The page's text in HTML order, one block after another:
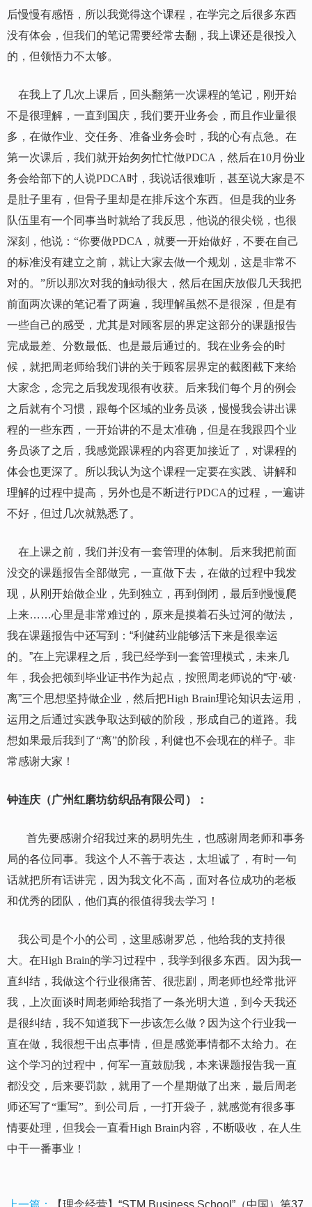
后慢慢有感悟，所以我觉得这个课程，在学完之后很多东西
没有体会，但我们的笔记需要经常去翻，我上课还是很投入
的，但领悟力不太够。
在我上了几次上课后，回头翻第一次课程的笔记，刚开始
不是很理解，一直到国庆，我们要开业务会，而且作业量很
多，在做作业、交任务、准备业务会时，我的心有点急。在
第一次课后，我们就开始匆匆忙忙做PDCA ，然后在10月份业
务会给部下的人说PDCA时，我说话很难听，甚至说大家是不
是肚子里有，但骨子里却是在排斥这个东西。但是我的业务
队伍里有一个同事当时就给了我反思，他说的很尖锐，也很
深刻，他说：“你要做PDCA ，就要一开始做好，不要在自己
的标准没有建立之前，就让大家去做一个规划，这是非常不
对的。”所以那次对我的触动很大，然后在国庆放假几天我把
前面两次课的笔记看了两遍，我理解虽然不是很深，但是有
一些自己的感受，尤其是对顾客层的界定这部分的课题报告
完成最差、分数最低、也是最后通过的。我在业务会的时
候，就把周老师给我们讲的关于顾客层界定的截图截下来给
大家念，念完之后我发现很有收获。后来我们每个月的例会
之后就有个习惯，跟每个区域的业务员谈，慢慢我会讲出课
程的一些东西，一开始讲的不是太准确，但是在我跟四个业
务员谈了之后，我感觉跟课程的内容更加接近了，对课程的
体会也更深了。所以我认为这个课程一定要在实践、讲解和
理解的过程中提高，另外也是不断进行PDCA的过程，一遍讲
不好，但过几次就熟悉了。
在上课之前，我们并没有一套管理的体制。后来我把前面
没交的课题报告全部做完，一直做下去，在做的过程中我发
现，从刚开始做企业，先到独立，再到倒闭，最后到慢慢爬
上来……心里是非常难过的，原来是摸着石头过河的做法，
我在课题报告中还写到：“利健药业能够活下来是很幸运
的。”在上完课程之后，我已经学到一套管理模式，未来几
年，我会把领到毕业证书作为起点，按照周老师说的“守·破·
离”三个思想坚持做企业，然后把High Brain理论知识去运用，
运用之后通过实践争取达到破的阶段，形成自己的道路。我
想如果最后我到了“离”的阶段，利健也不会现在的样子。非
常感谢大家！
钟连庆（广州红磨坊纺织品有限公司）：
首先要感谢介绍我过来的易明先生，也感谢周老师和事务
局的各位同事。我这个人不善于表达，太坦诚了，有时一句
话就把所有话讲完，因为我文化不高，面对各位成功的老板
和优秀的团队，他们真的很值得我去学习！
我公司是个小的公司，这里感谢罗总，他给我的支持很
大。在High Brain的学习过程中，我学到很多东西。因为我一
直纠结，我做这个行业很痛苦、很悲剧，周老师也经常批评
我，上次面谈时周老师给我指了一条光明大道，到今天我还
是很纠结，我不知道我下一步该怎么做？因为这个行业我一
直在做，我很想干出点事情，但是感觉事情都不太给力。在
这个学习的过程中，何军一直鼓励我，本来课题报告我一直
都没交，后来要罚款，就用了一个星期做了出来，最后周老
师还写了“重写”。到公司后，一打开袋子，就感觉有很多事
情要处理，但我会一直看High Brain内容，不断吸收，在人生
中干一番事业！
上一篇： 【理念经营】“STM Business School”（中国）第37